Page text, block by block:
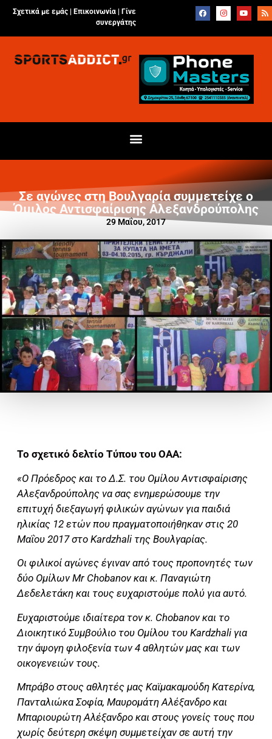
Σχετικά με εμάς | Επικοινωνία
Γίνε
συνεργάτης
Σε αγώνες στη Βουλγαρία συμμετείχε ο
Όμιλος Αντισφαίρισης Αλεξανδρούπολης
29 Μαΐου, 2017
Το σχετικό δελτίο Τύπου του ΟΑΑ:
«Ο Πρόεδρος και το Δ.Σ. του Ομίλου Αντισφαίρισης
Αλεξανδρούπολης να σας ενημερώσουμε την
επιτυχή διεξαγωγή φιλικών αγώνων για παιδιά
ηλικίας 12 ετών που πραγματοποιήθηκαν στις 20
Μαΐου 2017 στο Kardzhali της Βουλγαρίας.
Οι φιλικοί αγώνες έγιναν από τους προπονητές των
δύο Ομίλων Mr Chobanov και κ. Παναγιώτη
Δεδελετάκη και τους ευχαριστούμε πολύ για αυτό.
Ευχαριστούμε ιδιαίτερα τον κ. Chobanov και το
Διοικητικό Συμβούλιο του Ομίλου του Kardzhali για
την άψογη φιλοξενία των 4 αθλητών μας και των
οικογενειών τους.
Μπράβο στους αθλητές μας Καϊμακαμούδη Κατερίνα,
Πανταλιώκα Σοφία, Μαυρομάτη Αλέξανδρο και
Μπαριουρώτη Αλέξανδρο και στους γονείς τους που
χωρίς δεύτερη σκέψη συμμετείχαν σε αυτή την